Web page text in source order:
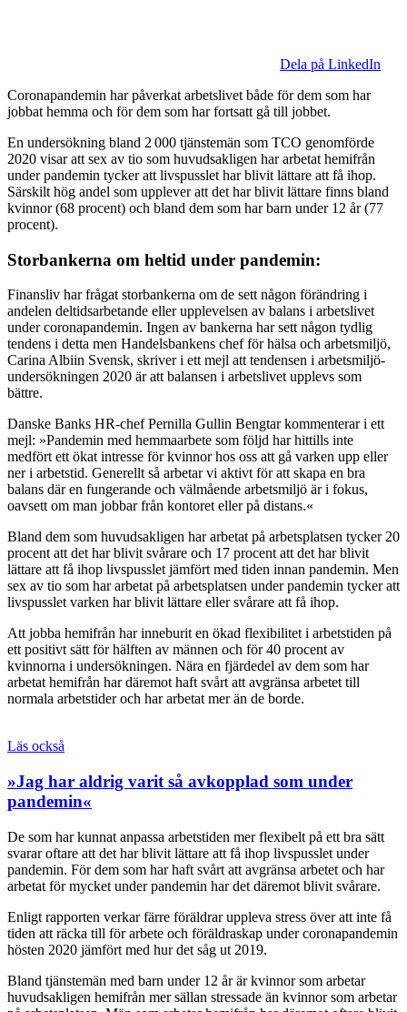
Dela på LinkedIn
Coronapandemin har påverkat arbetslivet både för dem som har
jobbat hemma och för dem som har fortsatt gå till jobbet.
En undersökning bland 2 000 tjänstemän som TCO genomförde
2020 visar att sex av tio som huvudsakligen har arbetat hem­ifrån
under pandemin tycker att livspusslet har blivit lättare att få ihop.
Särskilt hög andel som upplever att det har blivit lättare finns bland
kvinnor (68 procent) och bland dem som har barn under 12 år (77
procent).
Storbankerna om heltid under pandemin:
Finansliv har frågat storbankerna om de sett någon förändring i
andelen deltidsarbetande eller upplevelsen av balans i arbetslivet
under coronapandemin. Ingen av bankerna har sett någon tydlig
tendens i detta men Handelsbankens chef för hälsa och arbetsmiljö,
Carina Albiin Svensk, skriver i ett mejl att tendensen i arbetsmiljö­
undersökningen 2020 är att balansen i arbetslivet upplevs som
bättre.
Danske Banks HR-chef Pernilla Gullin Bengtar kommenterar i ett
mejl: »Pandemin med hemmaarbete som följd har hittills inte
medfört ett ökat intresse för kvinnor hos oss att gå varken upp eller
ner i arbetstid. Generellt så arbetar vi aktivt för att skapa en bra
balans där en fungerande och välmående arbetsmiljö är i fokus,
oavsett om man jobbar från kontoret eller på distans.«
Bland dem som huvudsakligen har arbetat på arbetsplatsen tycker 20
procent att det har blivit svårare och 17 procent att det har blivit
lättare att få ihop livspusslet jämfört med tiden innan pandemin. Men
sex av tio som har arbetat på arbetsplatsen under pandemin tycker att
livspusslet varken har blivit lättare eller svårare att få ihop.
Att jobba hemifrån har inneburit en ökad flexibilitet i arbets­tiden på
ett positivt sätt för hälften av männen och för 40 procent av
kvinnorna i undersökningen. Nära en fjärdedel av dem som har
arbetat hemifrån har däremot haft svårt att avgränsa arbetet till
normala arbetstider och har arbetat mer än de borde.
Läs också
»Jag har aldrig varit så avkopplad som under
pandemin«
De som har kunnat anpassa arbetstiden mer flexibelt på ett bra sätt
svarar oftare att det har blivit lättare att få ihop livspusslet under
pandemin. För dem som har haft svårt att avgränsa arbetet och har
arbetat för mycket under pandemin har det däremot blivit svårare.
Enligt rapporten verkar färre föräldrar uppleva stress över att inte få
tiden att räcka till för arbete och föräldraskap under corona­pandemin
hösten 2020 jämfört med hur det såg ut 2019.
Bland tjänstemän med barn under 12 år är kvinnor som arbetar
huvudsakligen hemifrån mer sällan stressade än kvinnor som arbetar